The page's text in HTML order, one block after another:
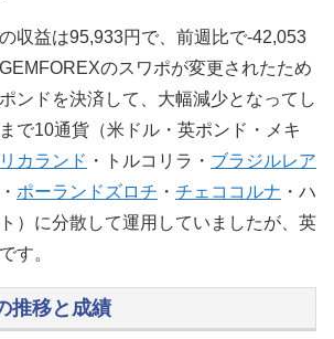
収益は95,933円で、前週比で-42,053
のスワポが変更されたため
ンドを決済して、大幅減少となってし
で10通貨（米ドル・英ポンド・メキ
カランド ・トルコリラ・ ブラジルレア
・ ポーランドズロチ ・ チェココルナ ・ハ
）に分散して運用していましたが、英
す。
推移と成績